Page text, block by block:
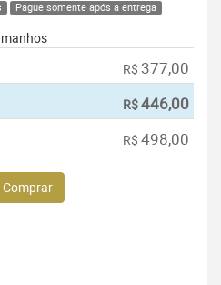
Pague somente após a entrega
R$ 377,00
R$446,00
R$ 498,00
Comprar